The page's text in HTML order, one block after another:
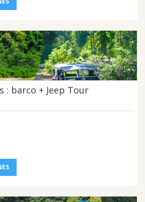
: barco + Jeep Tour